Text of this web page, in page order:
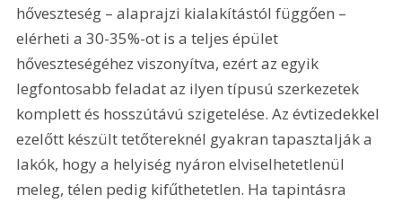
hőveszteség – alaprajzi kialakítástól függően –
elérheti a 30-35%-ot is a teljes épület
hőveszteségéhez viszonyítva, ezért az egyik
legfontosabb feladat az ilyen típusú szerkezetek
komplett és hosszútávú szigetelése. Az évtizedekkel
ezelőtt készült tetőtereknél gyakran tapasztalják a
lakók, hogy a helyiség nyáron elviselhetetlenül
meleg, télen pedig kifűthetetlen. Ha tapintásra